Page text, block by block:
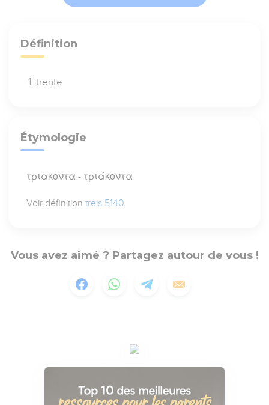
Définition
trente
Étymologie
τριακοντα - τριάκοντα
Voir définitiontreis 5140
Vous avez aimé ? Partagez autour de vous !